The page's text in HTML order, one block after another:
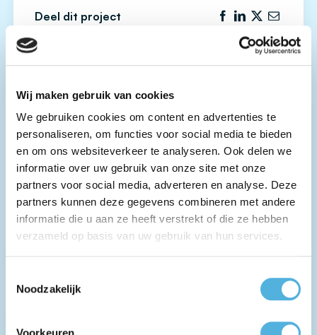
Wij maken gebruik van cookies
We gebruiken cookies om content en advertenties te
personaliseren, om functies voor social media te bieden
en om ons websiteverkeer te analyseren. Ook delen we
informatie over uw gebruik van onze site met onze
partners voor social media, adverteren en analyse. Deze
partners kunnen deze gegevens combineren met andere
informatie die u aan ze heeft verstrekt of die ze hebben
verzameld op basis van uw gebruik van hun services.
Noodzakelijk
Voorkeuren
Deel dit project
Terug naar het overzicht